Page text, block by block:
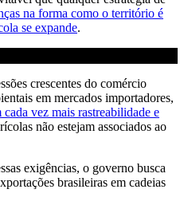
na forma como o território é
se expande.
crescentes do comércio
em mercados importadores,
vez mais rastreabilidade e
não estejam associados ao
exigências, o governo busca
brasileiras em cadeias